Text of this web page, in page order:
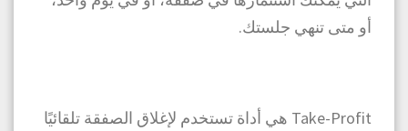
أو متى تنهي جلستك.
Take-Profit هي أداة تستخدم لإغلاق الصفقة تلقائيًا